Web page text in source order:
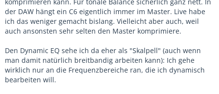
Bei Konserven Musik wie Playbacks oder DJ erleichtert der
Multiband Compressor das Leben ungemein abhängig von
der Qualität mit zusätzlichen dynamischen EQs.
Man sollte aber nicht vergessen das man Diese ganzen
Dynamics im Blick haben muss. Sprich wenn das Programm
sehr dynamisch ist muss man Zeit dafür haben. Daher ist im
Zweifel weniger meist mehr. Den Finger auf dem Fader kann
der DAW hängt ein C6 eigentlich immer im Master. Live habe
ich das weniger gemacht bislang. Vielleicht aber auch, weil
auch ansonsten sehr selten den Master komprimiere.
Den Dynamic EQ sehe ich da eher als "Skalpell" (auch wenn
man damit natürlich breitbandig arbeiten kann): Ich gehe
wirklich nur an die Frequenzbereiche ran, die ich dynamisch
bearbeiten will.